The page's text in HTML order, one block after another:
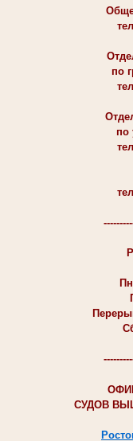
по
по
СУДОВ